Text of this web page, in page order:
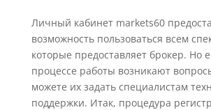
Личный кабинет markets60
возможность пользоваться всем
которые предоставляет брокер. Но
процессе работы возникают
можете их задать специалистам
поддержки. Итак, процедура